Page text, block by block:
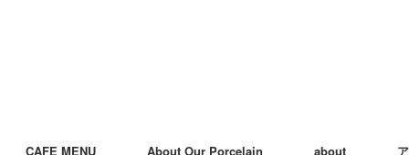
CAFE MENU About Our Porcelain about